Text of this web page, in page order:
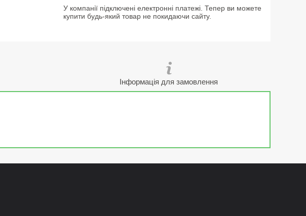
У компанії підключені електронні платежі. Тепер ви можете
купити будь-який товар не покидаючи сайту.
Інформація для замовлення